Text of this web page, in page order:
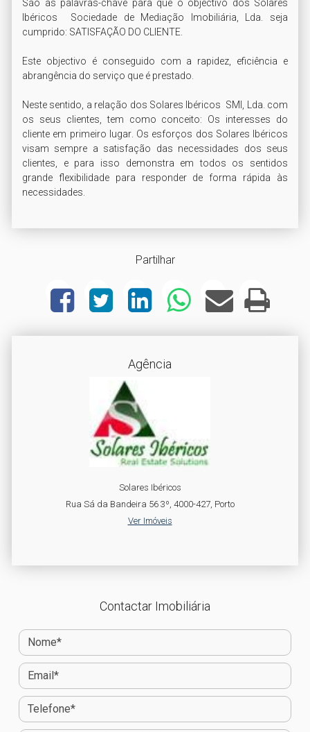
Partilhar
Agência
Solares Ibéricos
Rua Sá da Bandeira 56 3º, 4000-427, Porto
Ver Imóveis
Contactar Imobiliária
São as palavras-chave para que o objectivo dos Solares
Ibéricos  Sociedade de Mediação Imobiliária, Lda. seja
cumprido: SATISFAÇÃO DO CLIENTE.
Este objectivo é conseguido com a rapidez, eficiência e
abrangência do serviço que é prestado.
Neste sentido, a relação dos Solares Ibéricos  SMI, Lda. com
os seus clientes, tem como conceito: Os interesses do
cliente em primeiro lugar. Os esforços dos Solares Ibéricos
visam sempre a satisfação das necessidades dos seus
clientes, e para isso demonstra em todos os sentidos
grande flexibilidade para responder de forma rápida às
necessidades.